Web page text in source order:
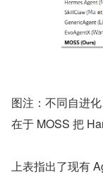
图注：不同自进
在于 MOSS 把
上表指出了现有